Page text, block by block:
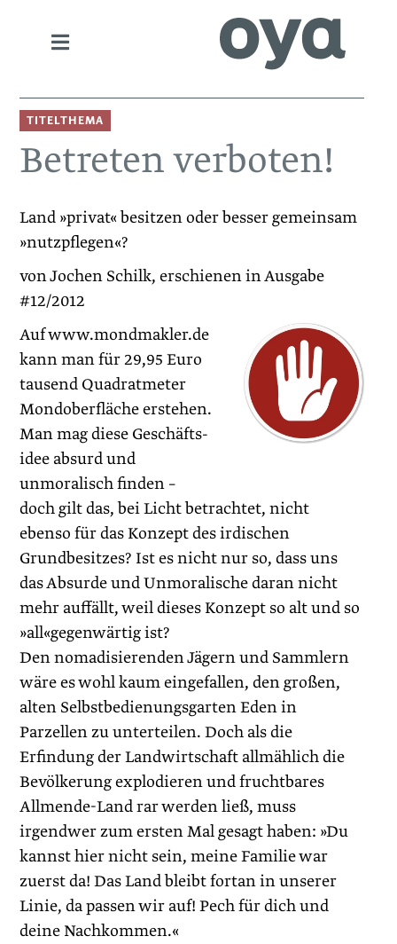
TITELTHEMA
Betreten verboten!
Land »privat« besitzen oder besser gemeinsam
»nutzpflegen«?
von Jochen Schilk, erschienen in Ausgabe
#12/2012
Auf www.mondmakler.de
kann man für 29,95 Euro
tausend Quadratmeter
Mondoberfläche erstehen.
Man mag diese Geschäfts­
idee absurd und
unmoralisch finden –
doch gilt das, bei Licht betrachtet, nicht
ebenso für das Konzept des irdischen
Grundbesitzes? Ist es nicht nur so, dass uns
das Absurde und Unmoralische dar­an nicht
mehr auffällt, weil dieses Konzept so alt und so
»all«gegenwärtig ist?
Den nomadisierenden Jägern und Sammlern
wäre es wohl kaum eingefallen, den großen,
alten ­Selbstbedienungsgarten Eden in
Parzellen zu unterteilen. Doch als die
Erfindung der Landwirtschaft allmählich die
Bevölkerung explodieren und fruchtbares
Allmende-Land rar werden ließ, muss
irgendwer zum ersten Mal gesagt haben: »Du
kannst hier nicht sein, meine Familie war
zuerst da! Das Land bleibt fortan in unserer
Linie, da passen wir auf! Pech für dich und
deine Nachkommen.«